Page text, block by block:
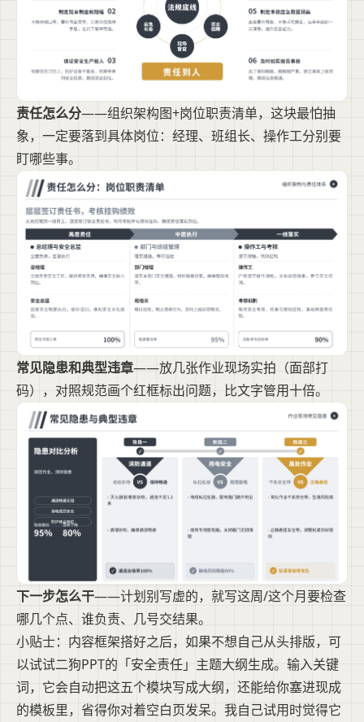
责任怎么分——组织架构图+岗位职责清单，这块最怕抽
象，一定要落到具体岗位：经理、班组长、操作工分别要
盯哪些事。
常见隐患和典型违章——放几张作业现场实拍（面部打
码），对照规范画个红框标出问题，比文字管用十倍。
下一步怎么干——计划别写虚的，就写这周/这个月要检查
哪几个点、谁负责、几号交结果。
小贴士：内容框架搭好之后，如果不想自己从头排版，可
以试试二狗PPT的「安全责任」主题大纲生成。输入关键
词，它会自动把这五个模块写成大纲，还能给你塞进现成
的模板里，省得你对着空白页发呆。我自己试用时觉得它